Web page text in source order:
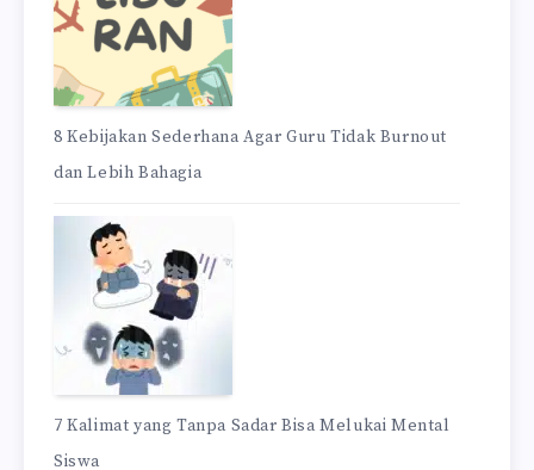
8 Kebijakan Sederhana Agar Guru Tidak Burnout
dan Lebih Bahagia
7 Kalimat yang Tanpa Sadar Bisa Melukai Mental
Siswa